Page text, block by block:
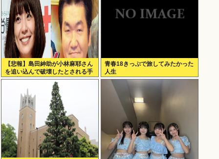
【悲報】島田紳助が小林麻耶さん
を追い込んで破壊したとされる手
口の詳細が明らかに･･････！！
青春18きっぷで旅してみたかった
人生